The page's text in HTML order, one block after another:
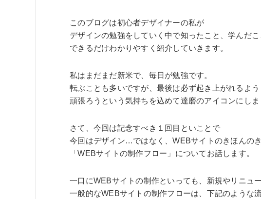
このブログは初心者デザイナーの私が
デザインの勉強をしていく中で知ったこと、学んだこ
できるだけわかりやすく紹介していきます。
私はまだまだ新米で、毎日が勉強です。
転ぶことも多いですが、最後は必ず起き上がれるよう
頑張ろうという気持ちを込めて達磨のアイコンにしま
さて、今回は記念すべき１回目といことで
今回はデザイン…ではなく、WEBサイトのきほんのき
「WEBサイトの制作フロー」についてお話します。
一口にWEBサイトの制作といっても、新規やリニュ
一般的なWEBサイトの制作フローは、下記のような